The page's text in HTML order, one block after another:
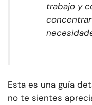
trabajo y
Esta es una guía
no te sientes